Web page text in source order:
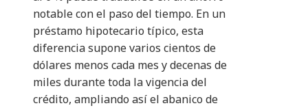
notable con el paso del tiempo. En un
préstamo hipotecario típico, esta
diferencia supone varios cientos de
dólares menos cada mes y decenas de
miles durante toda la vigencia del
crédito, ampliando así el abanico de